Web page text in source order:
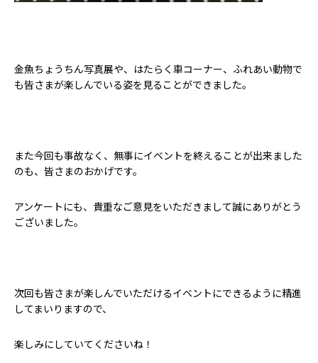
金魚ちょうちん写真展や、はたらく車コーナー、ふれあい動物で
も皆さまが楽しんでいる姿を見ることができました。
また今回も事故なく、無事にイベントを終えることが出来ました
のも、皆さまのおかげです。
アンケートにも、貴重なご意見をいただきまして誠にありがとう
ございました。
次回も皆さまが楽しんでいただけるイベントにできるように精進
してまいりますので、
楽しみにしていてくださいね！